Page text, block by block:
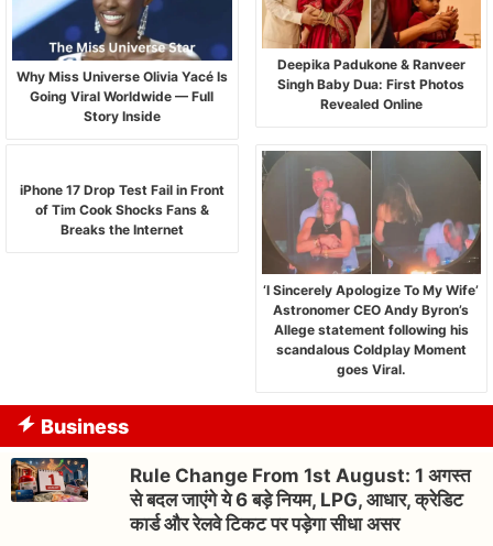
Why Miss Universe Olivia Yacé Is
Going Viral Worldwide — Full
Story Inside
Deepika Padukone & Ranveer
Singh Baby Dua: First Photos
Revealed Online
iPhone 17 Drop Test Fail in Front
of Tim Cook Shocks Fans &
Breaks the Internet
‘I Sincerely Apologize To My Wife’
Astronomer CEO Andy Byron’s
Allege statement following his
scandalous Coldplay Moment
goes Viral.
Business
Rule Change From 1st August: 1 अगस्त
से बदल जाएंगे ये 6 बड़े नियम, LPG, आधार, क्रेडिट
कार्ड और रेलवे टिकट पर पड़ेगा सीधा असर